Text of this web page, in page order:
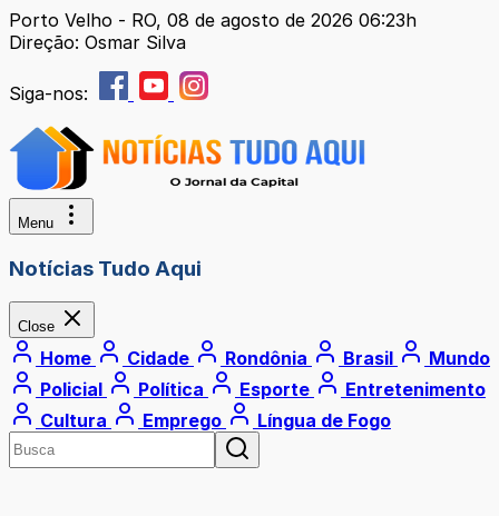
Porto Velho - RO, 08 de agosto de 2026 06:23h
Direção: Osmar Silva
Siga-nos:
Menu
Notícias Tudo Aqui
Close
Home Cidade Rondônia Brasil
Mundo
Policial
Política Esporte
Entretenimento
Cultura
Emprego Língua de Fogo